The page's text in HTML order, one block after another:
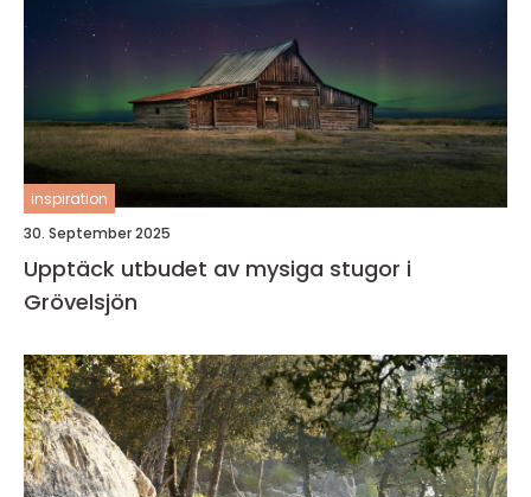
inspiration
30. September 2025
Upptäck utbudet av mysiga stugor i
Grövelsjön